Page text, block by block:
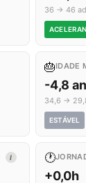
36 → 46
🎂IDADE
-4,8
34,6 →
ESTÁVEL
I 🕐
+0,0h